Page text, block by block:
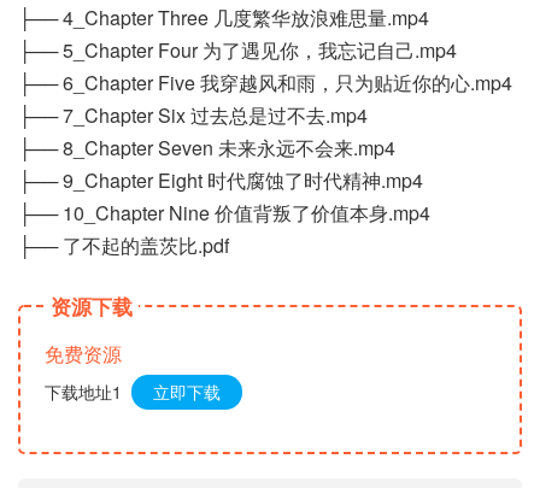
├── 4_Chapter Three 几度繁华放浪难思量.mp4
├── 5_Chapter Four 为了遇见你，我忘记自己.mp4
├── 6_Chapter Five 我穿越风和雨，只为贴近你的心.mp4
├── 7_Chapter Six 过去总是过不去.mp4
├── 8_Chapter Seven 未来永远不会来.mp4
├── 9_Chapter Eight 时代腐蚀了时代精神.mp4
├── 10_Chapter Nine 价值背叛了价值本身.mp4
├── 了不起的盖茨比.pdf
资源下载
免费资源
下载地址1 立即下载